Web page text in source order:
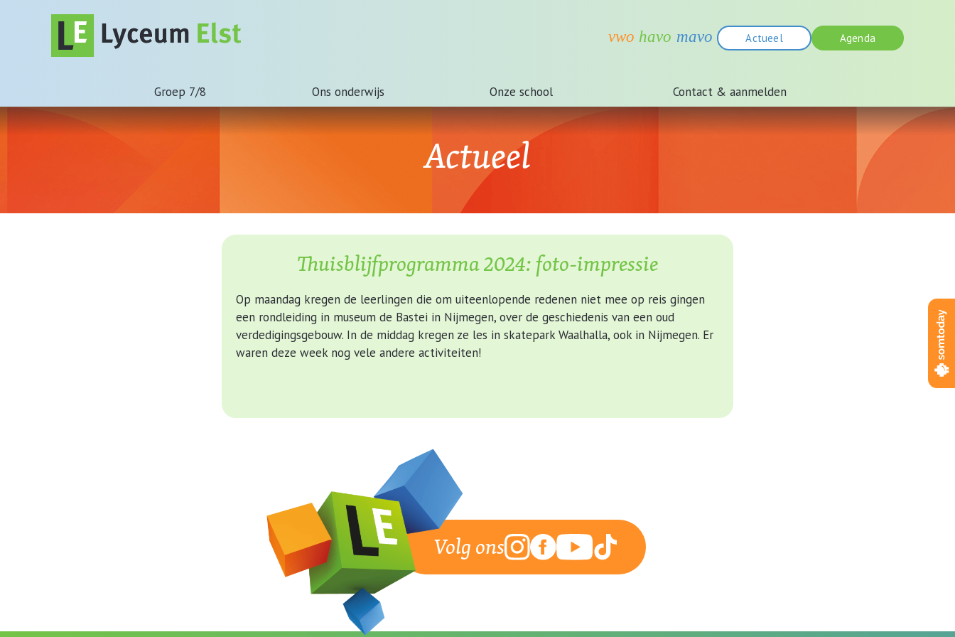
Actueel Agenda
Groep 7/8 Ons onderwijs Onze school Contact & aanmelden
Actueel
Thuisblijfprogramma 2024: foto-impressie
Op maandag kregen de leerlingen die om uiteenlopende redenen niet mee op reis gingen
een rondleiding in museum de Bastei in Nijmegen, over de geschiedenis van een oud
verdedigingsgebouw. In de middag kregen ze les in skatepark Waalhalla, ook in Nijmegen. Er
waren deze week nog vele andere activiteiten!
Volg ons